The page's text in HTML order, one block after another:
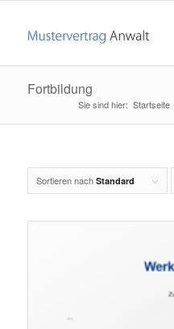
Fortbildung
Startseite
Sortieren nach Standard